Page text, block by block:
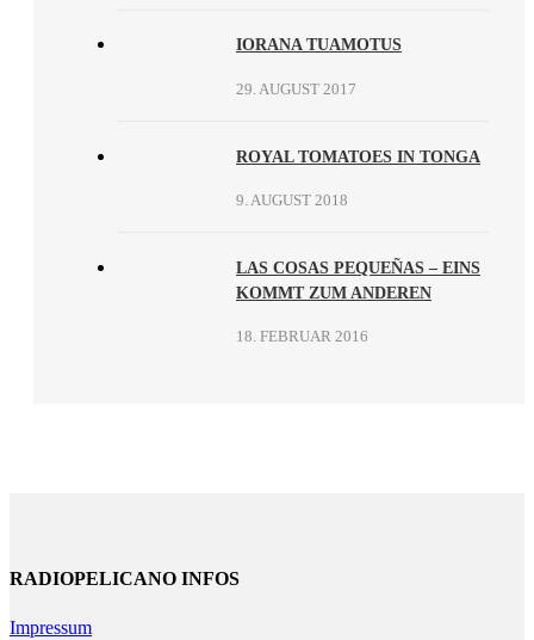
IORANA TUAMOTUS
29. AUGUST 2017
ROYAL TOMATOES IN TONGA
9. AUGUST 2018
LAS COSAS PEQUEÑAS – EINS
KOMMT ZUM ANDEREN
18. FEBRUAR 2016
RADIOPELICANO INFOS
Impressum